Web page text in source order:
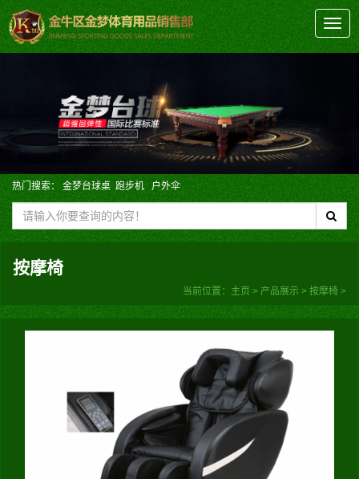
切
换
航
热门搜索： 金梦台球桌 跑步机 户外伞
按摩椅
当前位置： 主页 > 产品展示 > 按摩椅 >